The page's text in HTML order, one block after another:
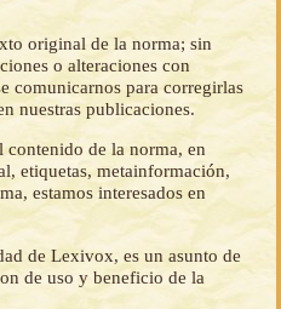
original de la norma; sin
o alteraciones con
comunicarnos para corregirlas
nuestras publicaciones.
contenido de la norma, en
etiquetas, metainformación,
estamos interesados en
de Lexivox, es un asunto de
de uso y beneficio de la